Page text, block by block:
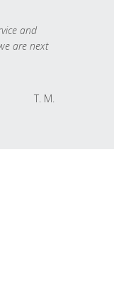
and
are next
T. M.